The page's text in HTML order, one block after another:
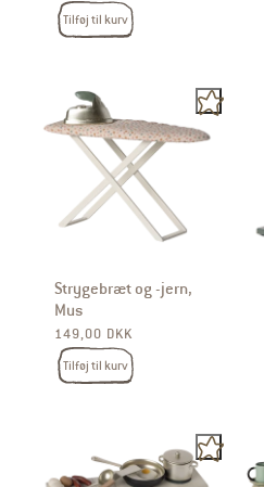
Tilføj til kurv
Strygebræt og -jern,
Mus
Normalpris
149,00 DKK
Tilføj til kurv